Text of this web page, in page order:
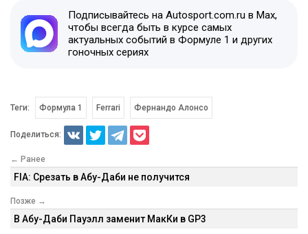
Подписывайтесь на Autosport.com.ru в Max,
чтобы всегда быть в курсе самых
актуальных событий в Формуле 1 и других
гоночных сериях
Теги: Формула 1 Ferrari Фернандо Алонсо
Поделиться:
← Ранее
FIA: Срезать в Абу-Даби не получится
Позже →
В Абу-Даби Пауэлл заменит МакКи в GP3